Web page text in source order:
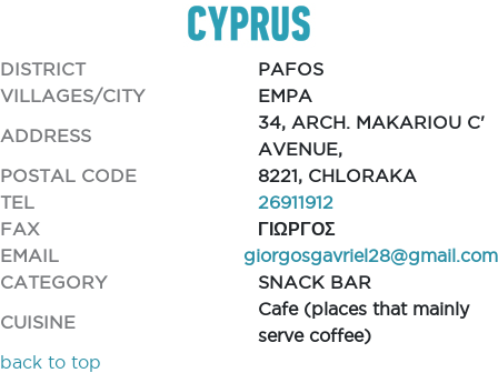
DISTRICT
PAFOS
VILLAGES/CITY
EMPA
ADDRESS
34, ARCH. MAKARIOU C'
AVENUE,
POSTAL CODE
8221, CHLORAKA
TEL
26911912
FAX
ΓΙΩΡΓΟΣ
EMAIL
giorgosgavriel28@gmail.com
CATEGORY
SNACK BAR
CUISINE
Cafe (places that mainly
serve coffee)
back to top